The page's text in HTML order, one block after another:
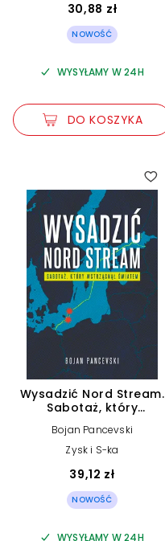
30,88 zł
NOWOŚĆ
WYSYŁAMY W 24H
DO KOSZYKA
5.00
Wysadzić Nord Stream.
Sabotaż, który
Bojan Pancevski
Zysk i S-ka
39,12 zł
NOWOŚĆ
WYSYŁAMY W 24H